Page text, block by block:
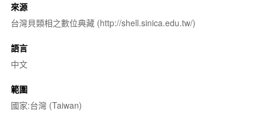
來源
台灣貝類相之數位典藏 (http://shell.sinica.edu.tw/)
語言
中文
範圍
國家:台灣 (Taiwan)